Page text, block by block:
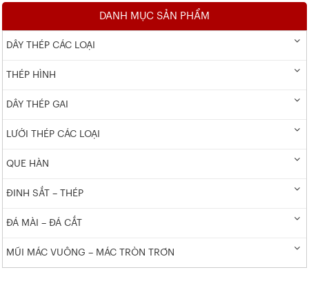
DANH MỤC SẢN PHẨM
DÂY THÉP CÁC LOẠI
THÉP HÌNH
DÂY THÉP GAI
LƯỚI THÉP CÁC LOẠI
QUE HÀN
ĐINH SẮT – THÉP
ĐÁ MÀI – ĐÁ CẮT
MŨI MÁC VUÔNG – MÁC TRÒN TRƠN